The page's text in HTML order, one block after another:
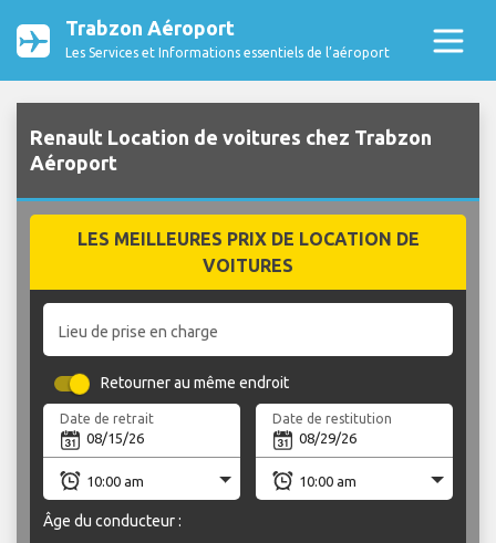
Trabzon Aéroport
Les Services et Informations essentiels de l’aéroport
Renault Location de voitures chez Trabzon
Aéroport
LES MEILLEURES PRIX DE LOCATION DE
VOITURES
Lieu de prise en charge
Retourner au même endroit
Date de retrait Date de restitution
Âge du conducteur :